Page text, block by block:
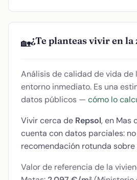
🏡¿Te planteas vivir en la
Análisis de calidad de vida de
entorno inmediato. Es una
datos públicos — cómo lo
Vivir cerca de Repsol, en Mas
cuenta con datos parciales:
recomendación rotunda sobre
Valor de referencia de la